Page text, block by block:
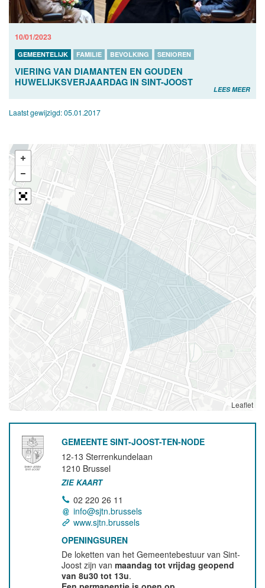
10/01/2023
GEMEENTELIJK FAMILIE BEVOLKING SENIOREN
VIERING VAN DIAMANTEN EN GOUDEN
HUWELIJKSVERJAARDAG IN SINT-JOOST
LEES MEER
Laatst gewijzigd:05.01.2017
Leaflet
GEMEENTE SINT-JOOST-TEN-NODE
12-13 Sterrenkundelaan
1210 Brussel
ZIE KAART
02 220 26 11
info@sjtn.brussels
www.sjtn.brussels
OPENINGSUREN
De loketten van het Gemeentebestuur van Sint-
Joost zijn vanmaandag tot vrijdag geopend
van 8u30 tot 13u.